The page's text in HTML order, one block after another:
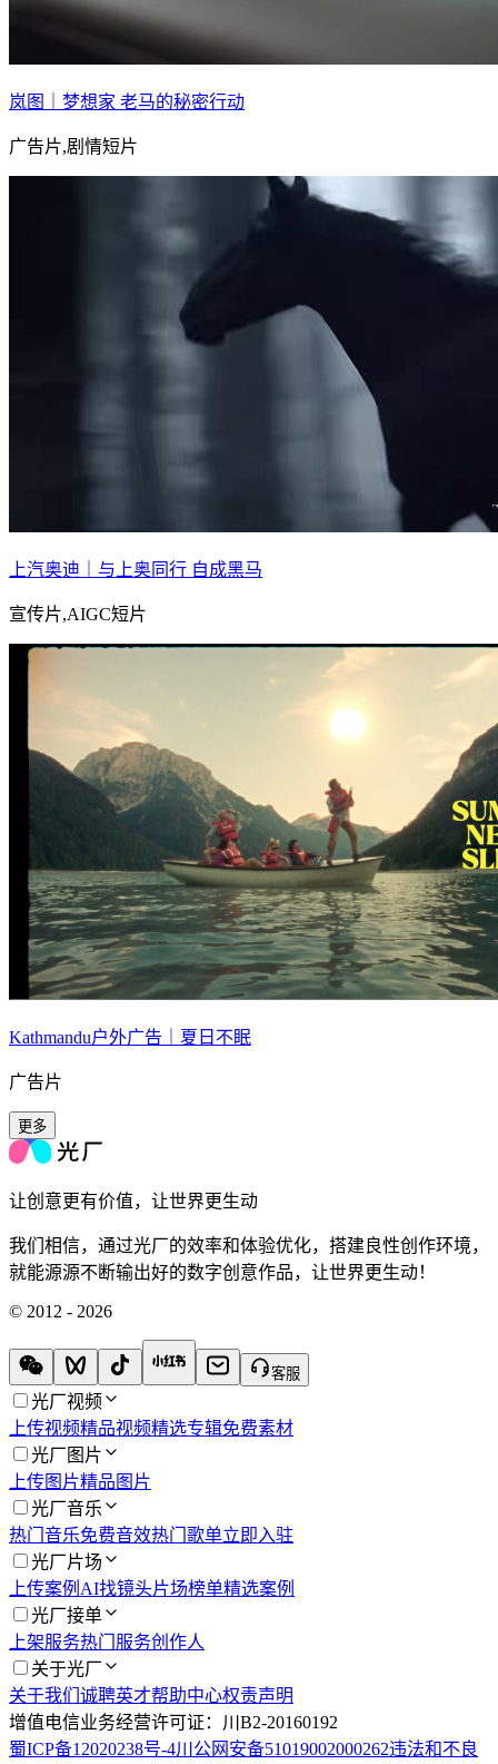
岚图｜梦想家 老马的秘密行动
广告片,剧情短片
上汽奥迪｜与上奥同行 自成黑马
宣传片,AIGC短片
Kathmandu户外广告｜夏日不眠
广告片
更多
让创意更有价值，让世界更生动
我们相信，通过光厂的效率和体验优化，搭建良性创作环境，
就能源源不断输出好的数字创意作品，让世界更生动！
© 2012 - 2026
客服
光厂视频
上传视频精品视频精选专辑免费素材
光厂图片
上传图片精品图片
光厂音乐
热门音乐免费音效热门歌单立即入驻
光厂片场
上传案例 AI找镜头片场榜单精选案例
光厂接单
上架服务热门服务创作人
关于光厂
关于我们 诚聘英才帮助中心权责声明
增值电信业务经营许可证：川B2-20160192
蜀ICP备12020238号-4川公网安备51019002000262违法和不良